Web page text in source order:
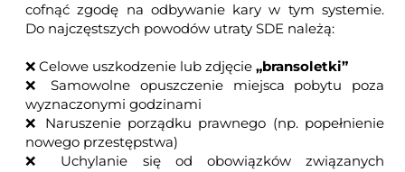
cofnąć zgodę na odbywanie kary w tym systemie.
Do najczęstszych powodów utraty SDE należą:
❌ Celowe uszkodzenie lub zdjęcie „bransoletki”
❌ Samowolne opuszczenie miejsca pobytu poza
wyznaczonymi godzinami
❌ Naruszenie porządku prawnego (np. popełnienie
nowego przestępstwa)
❌ Uchylanie się od obowiązków związanych